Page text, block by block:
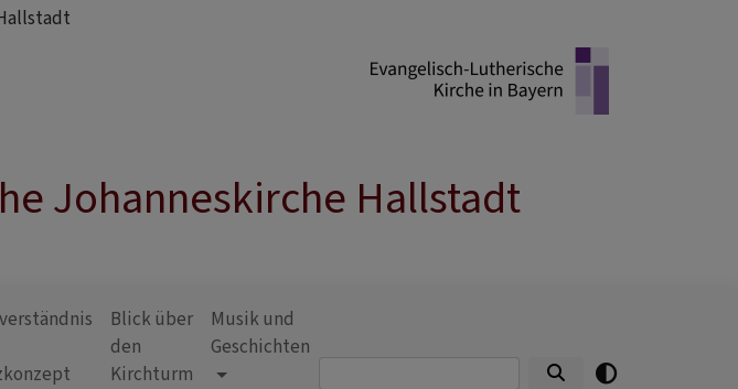
Johanneskirche Hallstadt
Blick über
den
Kirchturm
Musik und
Geschichten